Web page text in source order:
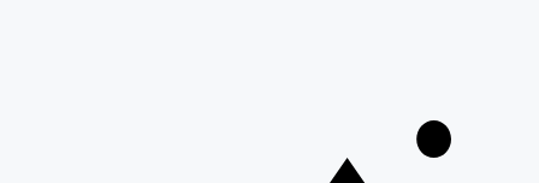
Contactez notre service client